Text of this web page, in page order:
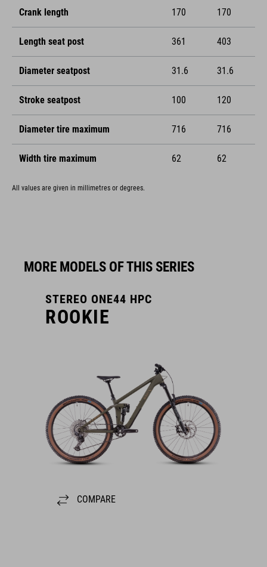
Crank length 170 170
Length seat post 361 403
Diameter seatpost 31.6 31.6
Stroke seatpost 100 120
Diameter tire maximum 716 716
Width tire maximum 62 62
All values are given in millimetres or degrees.
MORE MODELS OF THIS SERIES
STEREO ONE44 HPC
ROOKIE
COMPARE